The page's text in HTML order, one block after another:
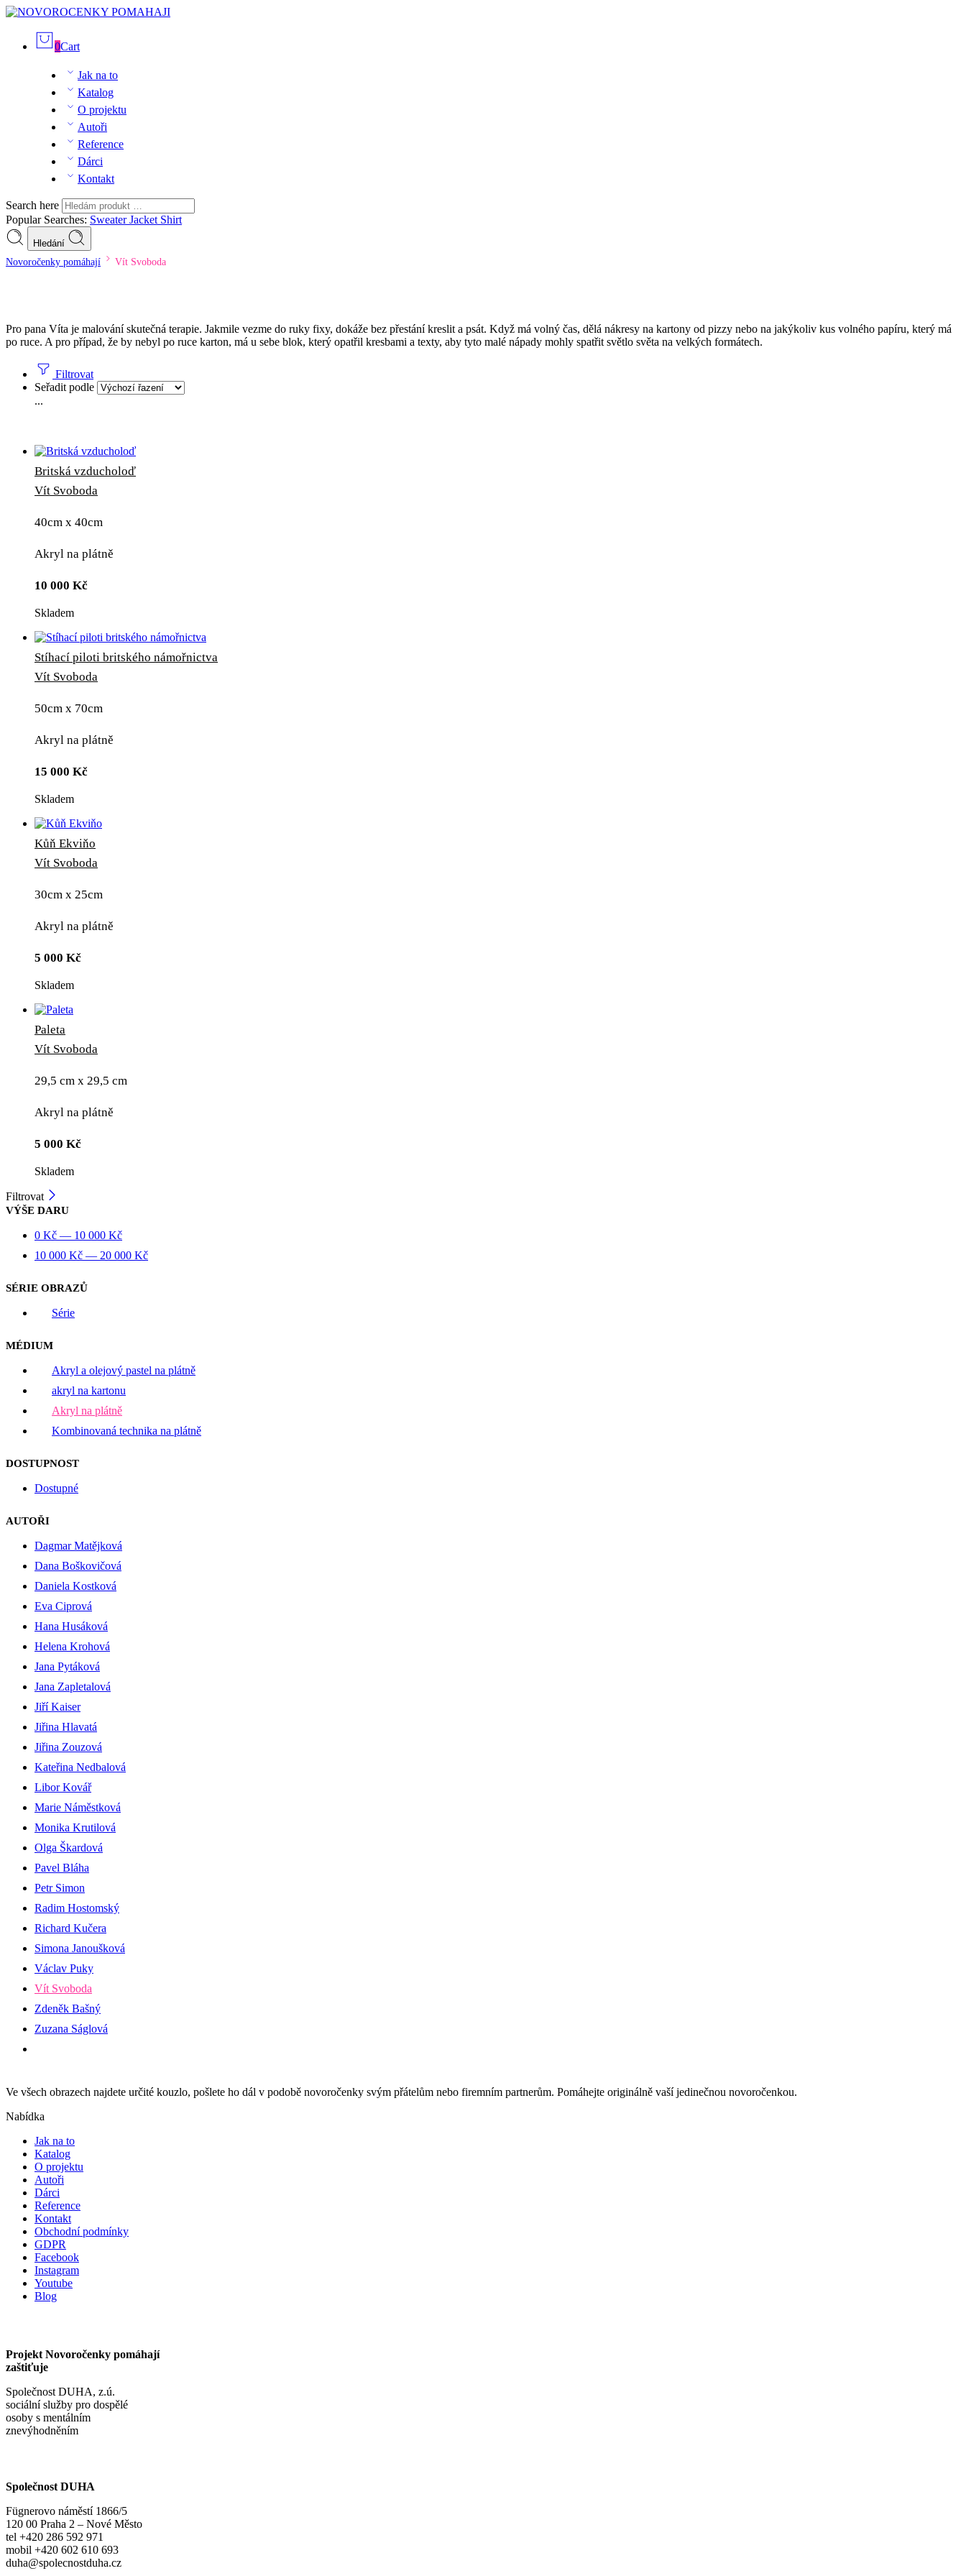
0Cart
Jak na to
Katalog
O projektu
Autoři
Reference
Dárci
Kontakt
Search here
Popular Searches: SweaterJacket Shirt
Hledání
Novoročenky pomáhají Vít Svoboda
Pro pana Víta je malování skutečná terapie. Jakmile vezme do ruky fixy, dokáže bez přestání kreslit a psát. Když má volný čas, dělá nákresy na kartony od pizzy nebo na jakýkoliv kus volného papíru, který má
po ruce. A pro případ, že by nebyl po ruce karton, má u sebe blok, který opatřil kresbami a texty, aby tyto malé nápady mohly spatřit světlo světa na velkých formátech.
Filtrovat
Seřadit podle
...
Britská vzducholoď
Vít Svoboda
40cm x 40cm
Akryl na plátně
10 000 Kč
Skladem
Stíhací piloti britského námořnictva
Vít Svoboda
50cm x 70cm
Akryl na plátně
15 000 Kč
Skladem
Kůň Ekviňo
Vít Svoboda
30cm x 25cm
Akryl na plátně
5 000 Kč
Skladem
Paleta
Vít Svoboda
29,5 cm x 29,5 cm
Akryl na plátně
5 000 Kč
Skladem
Filtrovat
VÝŠE DARU
0 Kč — 10 000 Kč
10 000 Kč — 20 000 Kč
SÉRIE OBRAZŮ
Série
MÉDIUM
Akryl a olejový pastel na plátně
akryl na kartonu
Akryl na plátně
Kombinovaná technika na plátně
DOSTUPNOST
Dostupné
AUTOŘI
Dagmar Matějková
Dana Boškovičová
Daniela Kostková
Eva Ciprová
Hana Husáková
Helena Krohová
Jana Pytáková
Jana Zapletalová
Jiří Kaiser
Jiřina Hlavatá
Jiřina Zouzová
Kateřina Nedbalová
Libor Kovář
Marie Náměstková
Monika Krutilová
Olga Škardová
Pavel Bláha
Petr Simon
Radim Hostomský
Richard Kučera
Simona Janoušková
Václav Puky
Vít Svoboda
Zdeněk Bašný
Zuzana Ságlová
Ve všech obrazech najdete určité kouzlo, pošlete ho dál v podobě novoročenky svým přátelům nebo firemním partnerům. Pomáhejte originálně vaší jedinečnou novoročenkou.
Nabídka
Jak na to
Katalog
O projektu
Autoři
Dárci
Reference
Kontakt
Obchodní podmínky
GDPR
Facebook
Instagram
Youtube
Blog
Projekt Novoročenky pomáhají
zaštiťuje
Společnost DUHA, z.ú.
sociální služby pro dospělé
osoby s mentálním
znevýhodněním
Společnost DUHA
Fügnerovo náměstí 1866/5
120 00 Praha 2 – Nové Město
tel +420 286 592 971
mobil +420 602 610 693
duha@spolecnostduha.cz